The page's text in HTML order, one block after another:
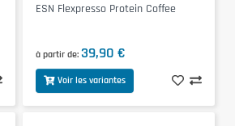
ESN Flexpresso Protein Coffee
à partir de 39,90 €
Voir les variantes